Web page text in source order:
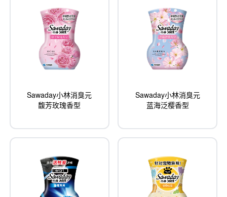
Sawaday小林消臭元
馥芳玫瑰香型
Sawaday小林消臭元
蓝海泛樱香型